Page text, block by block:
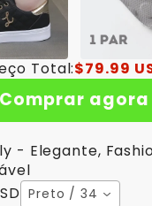
Total:$79.99
Comprar agora
- Elegante,
Preto / 34